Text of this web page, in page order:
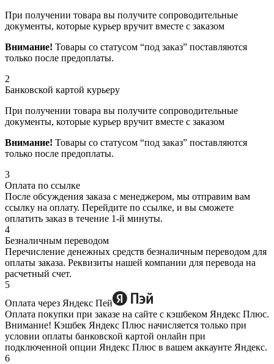
При получении товара вы получите сопроводительные
документы, которые курьер вручит вместе с заказом
Внимание! Товары со статусом “под заказ” поставляются
только после предоплаты.
2
Банковской картой курьеру
При получении товара вы получите сопроводительные
документы, которые курьер вручит вместе с заказом
Внимание! Товары со статусом “под заказ” поставляются
только после предоплаты.
3
Оплата по ссылке
После обсуждения заказа с менеджером, мы отправим вам
ссылку на оплату. Перейдите по ссылке, и вы сможете
оплатить заказ в течение 1-й минуты.
4
Безналичным переводом
Перечисление денежных средств безналичным переводом для
оплаты заказа. Реквизиты нашей компании для перевода на
расчетный счет.
5
Оплата через Яндекс Пей
Оплата покупки при заказе на сайте с кэшбеком Яндекс Плюс.
Внимание! Кэшбек Яндекс Плюс начисляется только при
условии оплаты банковской картой онлайн при
подключенной опции Яндекс Плюс в вашем аккаунте Яндекс.
6